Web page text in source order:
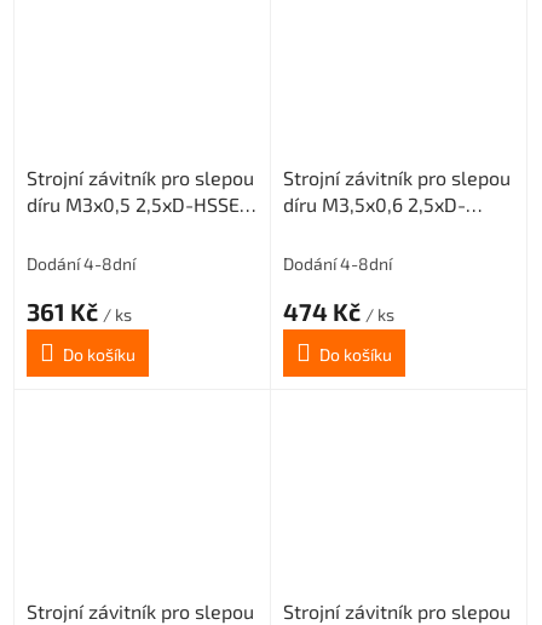
Strojní závitník pro slepou
díru M3x0,5 2,5xD-HSSE-
Dodání 4-8dní
361 Kč / ks
Do košíku
Strojní závitník pro slepou
díru M3,5x0,6 2,5xD-
Dodání 4-8dní
474 Kč / ks
Do košíku
Strojní závitník pro slepou
Strojní závitník pro slepou